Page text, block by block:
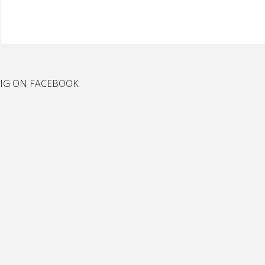
IG ON FACEBOOK